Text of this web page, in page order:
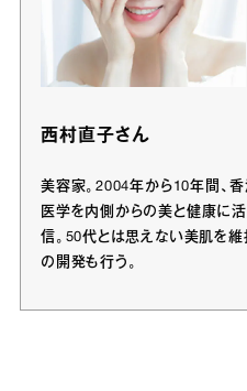
西村直子さん
美容家。2004年から10年間、
医学を内側からの美と健康に
信。50代とは思えない美肌を維
の開発も行う。